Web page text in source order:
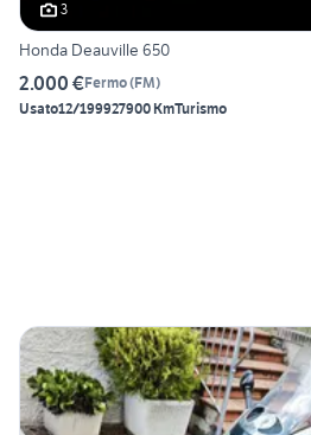
3
Honda Deauville 650
2.000 €Fermo(FM)
Usato12/199927900 KmTurismo